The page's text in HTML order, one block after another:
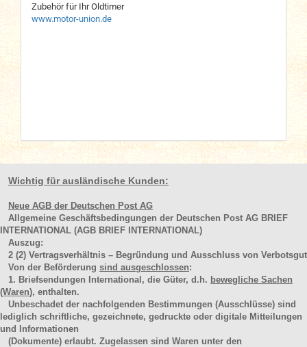
Zubehör für Ihr Oldtimer
www.motor-union.de
Wichtig für ausländische Kunden:
Neue AGB der Deutschen Post AG
Allgemeine Geschäftsbedingungen der Deutschen Post AG BRIEF
INTERNATIONAL (AGB BRIEF INTERNATIONAL)
Auszug:
2 (2) Vertragsverhältnis – Begründung und Ausschluss von Verbotsgut
Von der Beförderung sind ausgeschlossen:
1. Briefsendungen International, die Güter, d.h. bewegliche Sachen
(Waren), enthalten.
Unbeschadet der nachfolgenden Bestimmungen (Ausschlüsse) sind
lediglich schriftliche, gezeichnete, gedruckte oder digitale Mitteilungen
und Informationen
(Dokumente) erlaubt. Zugelassen sind Waren unter den